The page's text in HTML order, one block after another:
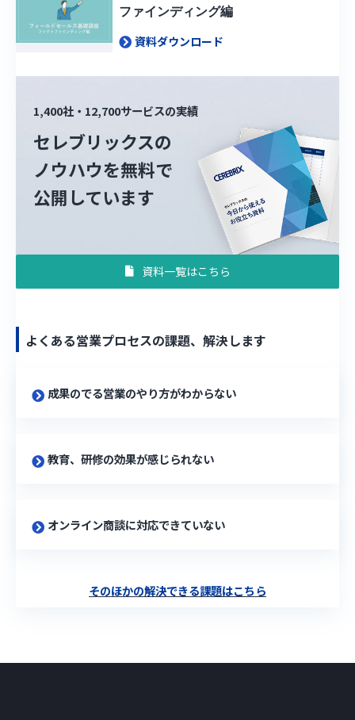
ファインディング編
資料ダウンロード
1,400社・12,700サービスの実績
セレブリックスの
ノウハウを無料で
公開しています
資料一覧はこちら
よくある営業プロセスの課題、解決します
成果のでる営業のやり方がわからない
教育、研修の効果が感じられない
オンライン商談に対応できていない
そのほかの解決できる課題はこちら